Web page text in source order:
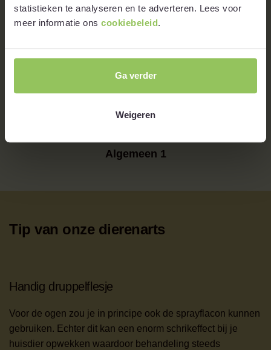
statistieken te analyseren en te adverteren. Lees voor
meer informatie ons cookiebeleid.
Ga verder
Weigeren
Een professionele webshop met gezonde en
eenvoudig kunt navigeren. Uitgebreide
vertrouwen in de kwaliteit van de producten. De site
biedt daarnaast ook waardevolle informatie over
dierenwelzijn en gezondheidstips.
Algemeen 1
Tip van onze dierenarts
Handig druppelflesje
Voor de ogen zou je in principe ook de sprayflacon kunnen
gebruiken. Echter dit kan een enorm schrikeffect bij je
huisdier opwekken waardoor behandeling steeds